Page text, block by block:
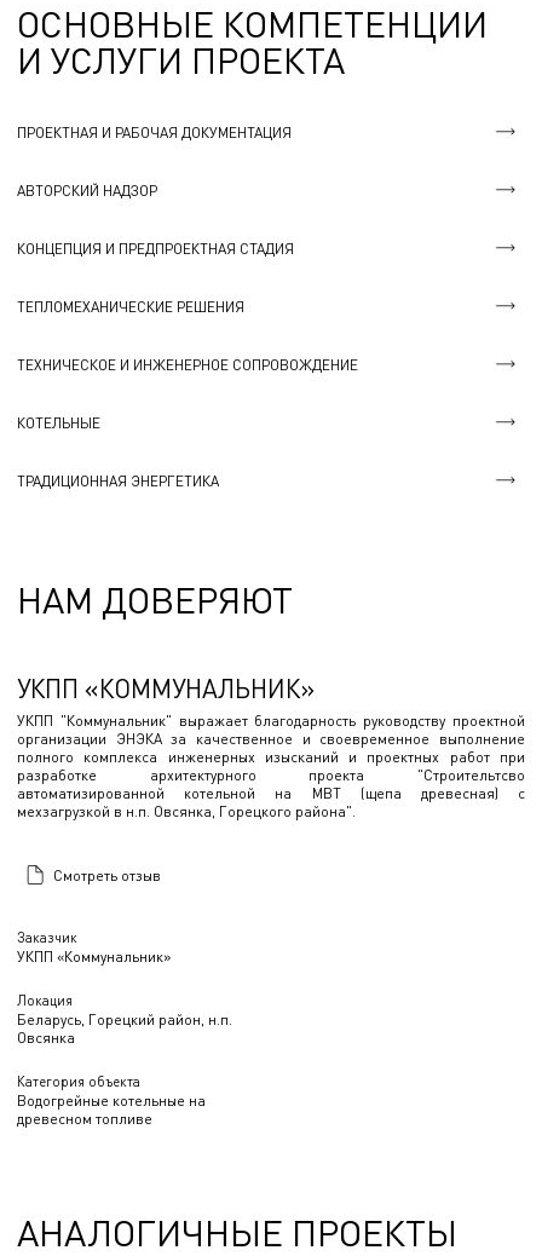
ОСНОВНЫЕ КОМПЕТЕНЦИИ
И УСЛУГИ ПРОЕКТА
ПРОЕКТНАЯ И РАБОЧАЯ ДОКУМЕНТАЦИЯ
АВТОРСКИЙ НАДЗОР
КОНЦЕПЦИЯ И ПРЕДПРОЕКТНАЯ СТАДИЯ
ТЕПЛОМЕХАНИЧЕСКИЕ РЕШЕНИЯ
ТЕХНИЧЕСКОЕ И ИНЖЕНЕРНОЕ СОПРОВОЖДЕНИЕ
КОТЕЛЬНЫЕ
ТРАДИЦИОННАЯ ЭНЕРГЕТИКА
НАМ ДОВЕРЯЮТ
Заказчик
УКПП «Коммунальник»
Локация
Беларусь, Горецкий район, н.п.
Овсянка
Категория объекта
Водогрейные котельные на
древесном топливе
УКПП «КОММУНАЛЬНИК»
УКПП "Коммунальник" выражает благодарность руководству проектной
организации ЭНЭКА за качественное и своевременное выполнение
полного комплекса инженерных изысканий и проектных работ при
разработке архитектурного проекта "Строительтсво
автоматизированной котельной на МВТ (щепа древесная) с
мехзагрузкой в н.п. Овсянка, Горецкого района".
Смотреть отзыв
АНАЛОГИЧНЫЕ ПРОЕКТЫ